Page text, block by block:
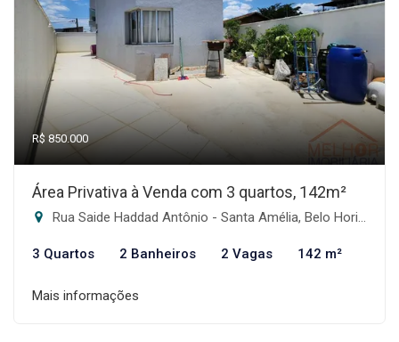
R$ 850.000
Área Privativa à Venda com 3 quartos, 142m²
Rua Saide Haddad Antônio - Santa Amélia, Belo Horizonte-MG
3 Quartos 2 Banheiros 2 Vagas 142 m²
Mais informações